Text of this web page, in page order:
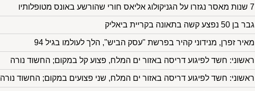
7 שנות מאסר נגזרו על הגניקולוג אליאס חורי שהורשע באונס מטופלותיו
גבר בן 50 נפצע קשה בתאונה בקריית ביאליק
מאיר זפרן, מנידוני קהיר בפרשת "עסק הביש", הלך לעולמו בגיל 94
ראשוני: חשד לפיגוע דריסה באזור ים המלח, פצוע קל במקום; החשוד נורה
ראשוני: חשד לפיגוע דריסה באזור ים המלח, שני פצועים במקום; החשוד נורה